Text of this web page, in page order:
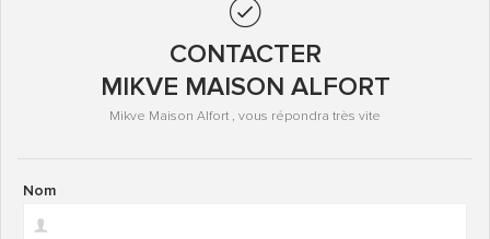
CONTACTER
MIKVE MAISON ALFORT
Mikve Maison Alfort , vous répondra très vite
Nom